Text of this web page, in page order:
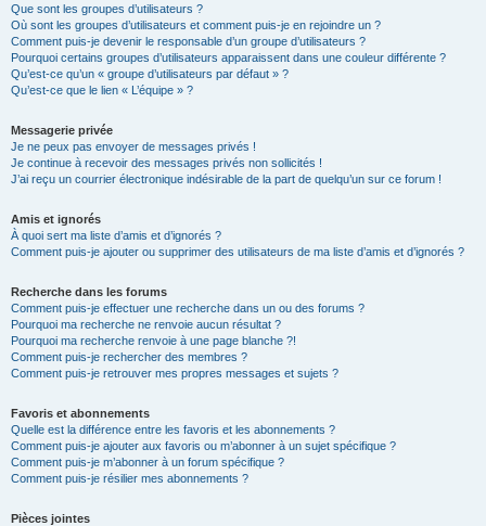
Que sont les groupes d’utilisateurs ?
Où sont les groupes d’utilisateurs et comment puis-je en rejoindre un ?
Comment puis-je devenir le responsable d’un groupe d’utilisateurs ?
Pourquoi certains groupes d’utilisateurs apparaissent dans une couleur différente ?
Qu’est-ce qu’un « groupe d’utilisateurs par défaut » ?
Qu’est-ce que le lien « L’équipe » ?
Messagerie privée
Je ne peux pas envoyer de messages privés !
Je continue à recevoir des messages privés non sollicités !
J’ai reçu un courrier électronique indésirable de la part de quelqu’un sur ce forum !
Amis et ignorés
À quoi sert ma liste d’amis et d’ignorés ?
Comment puis-je ajouter ou supprimer des utilisateurs de ma liste d’amis et d’ignorés ?
Recherche dans les forums
Comment puis-je effectuer une recherche dans un ou des forums ?
Pourquoi ma recherche ne renvoie aucun résultat ?
Pourquoi ma recherche renvoie à une page blanche ?!
Comment puis-je rechercher des membres ?
Comment puis-je retrouver mes propres messages et sujets ?
Favoris et abonnements
Quelle est la différence entre les favoris et les abonnements ?
Comment puis-je ajouter aux favoris ou m’abonner à un sujet spécifique ?
Comment puis-je m’abonner à un forum spécifique ?
Comment puis-je résilier mes abonnements ?
Pièces jointes